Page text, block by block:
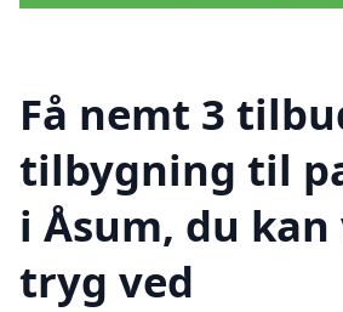
Få nemt 3
tilbygning til
i Åsum, du
tryg ved